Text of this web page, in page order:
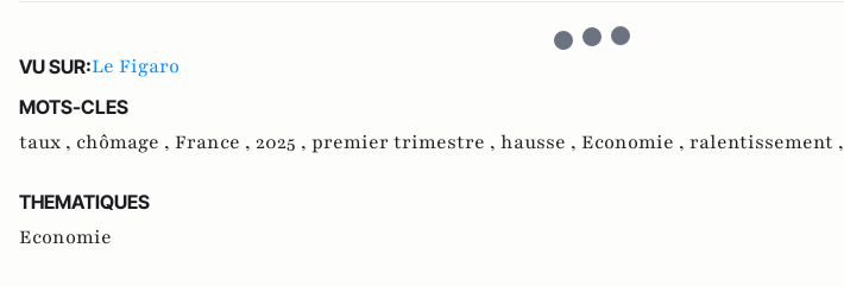
VU SUR:Le Figaro
MOTS-CLES
taux , chômage , France , 2025 , premier trimestre , hausse , Economie , ralentissement ,
THEMATIQUES
Economie